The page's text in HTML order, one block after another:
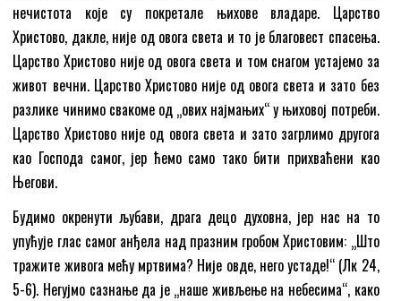
нечистота које су покретале њихове владаре. Царство
Христово, дакле, није од овога света и то је благовест спасења.
Царство Христово није од овога света и том снагом устајемо за
живот вечни. Царство Христово није од овога света и зато без
разлике чинимо свакоме од „ових најмањих“ у њиховој потреби.
Царство Христово није од овога света и зато загрлимо другога
као Господа самог, јер ћемо само тако бити прихваћени као
Његови.
Будимо окренути љубави, драга децо духовна, јер нас на то
упућује глас самог анђела над празним гробом Христовим: „Што
тражите живога мећу мртвима? Није овде, него устаде!“ (Лк 24,
5-6). Негујмо сазнање да је „наше живљење на небесима“, како